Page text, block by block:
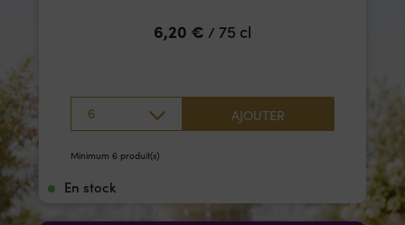
6,20 € / 75 cl
6 AJOUTER
Minimum 6 produit(s)
En stock